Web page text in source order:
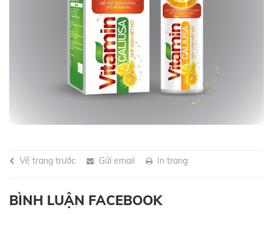
Về trang trước Gửi email In trang
BÌNH LUẬN FACEBOOK